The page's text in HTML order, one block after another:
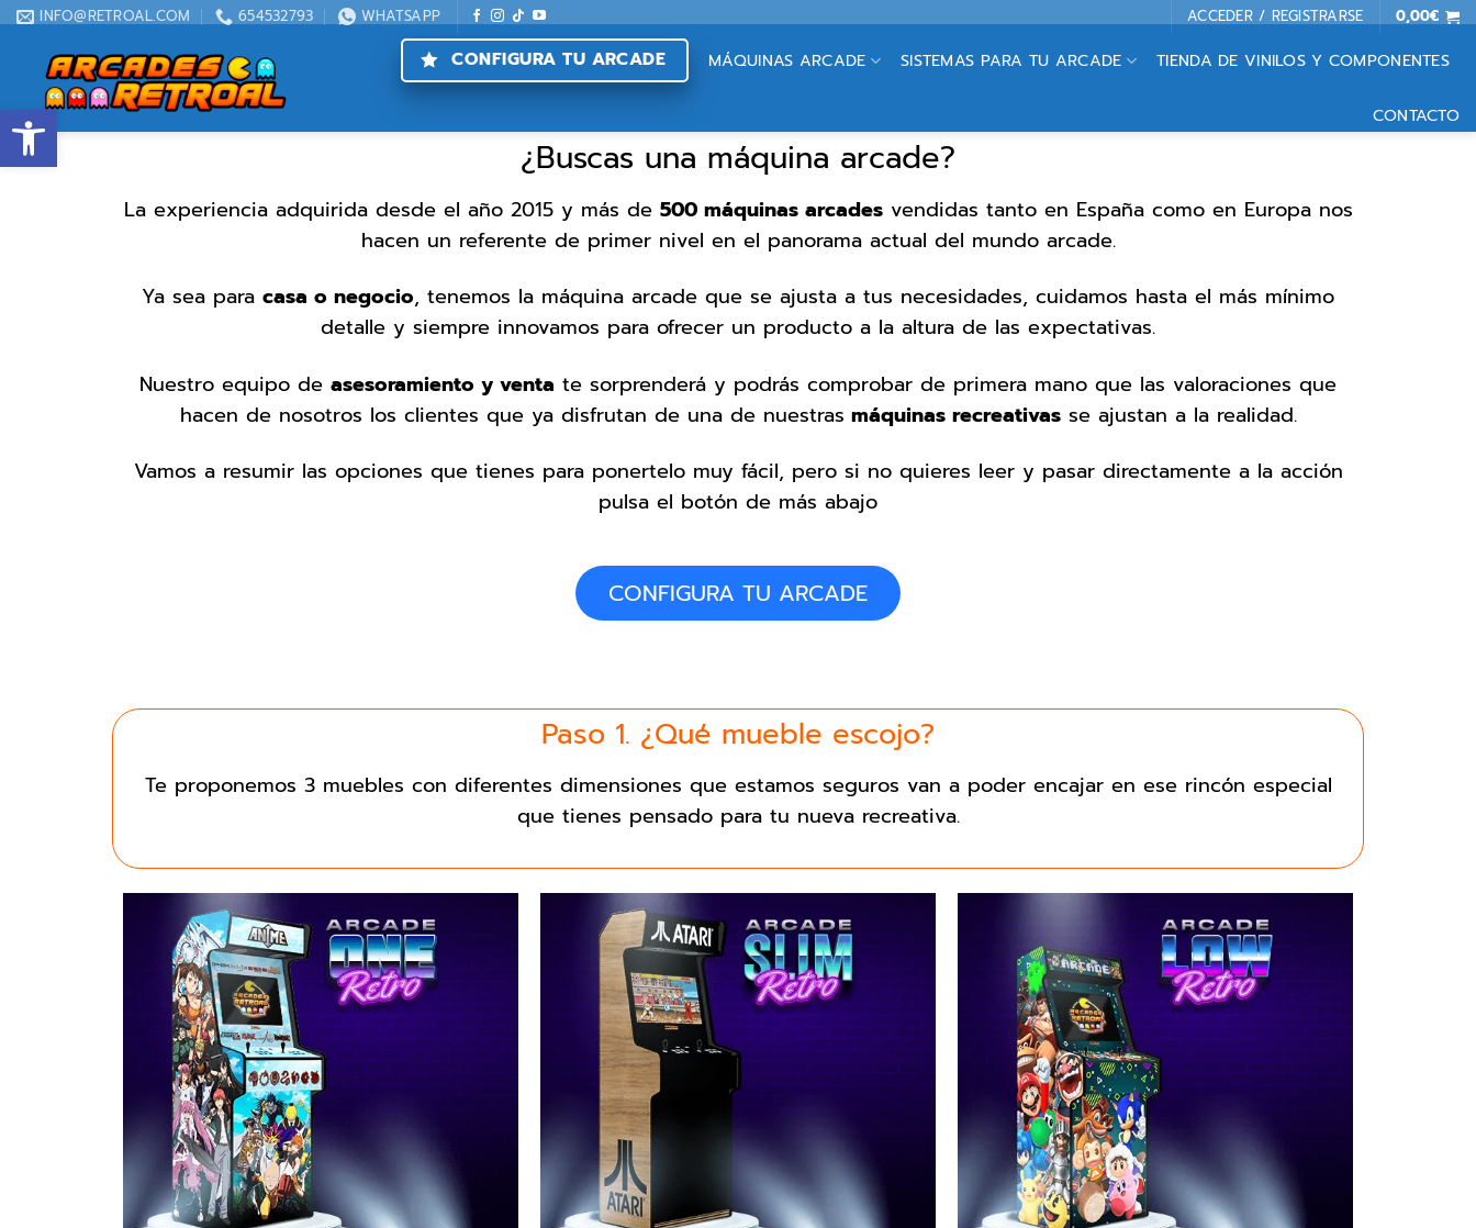
Abrir barra de herramientas
INFO@RETROAL.COM 654532793 WHATSAPP ACCEDER / REGISTRARSE 0,00€
CONFIGURA TU ARCADE MÁQUINAS ARCADE SISTEMAS PARA TU ARCADE TIENDA DE VINILOS Y COMPONENTES
CONTACTO
¿Buscas una máquina arcade?
La experiencia adquirida desde el año 2015 y más de 500 máquinas arcadesvendidas tanto en España como en Europa nos
hacen un referente de primer nivel en el panorama actual del mundo arcade.
Ya sea para casa o negocio, tenemos la máquina arcade que se ajusta a tus necesidades, cuidamos hasta el más mínimo
detalle y siempre innovamos para ofrecer un producto a la altura de las expectativas.
Nuestro equipo de asesoramiento y venta te sorprenderá y podrás comprobar de primera mano que las valoraciones que
hacen de nosotros los clientes que ya disfrutan de una de nuestras máquinas recreativasse ajustan a la realidad.
Vamos a resumir las opciones que tienes para ponertelo muy fácil, pero si no quieres leer y pasar directamente a la acción
pulsa el botón de más abajo
CONFIGURA TU ARCADE
Paso 1. ¿Qué mueble escojo?
Te proponemos 3 muebles con diferentes dimensiones que estamos seguros van a poder encajar en ese rincón especial
que tienes pensado para tu nueva recreativa.